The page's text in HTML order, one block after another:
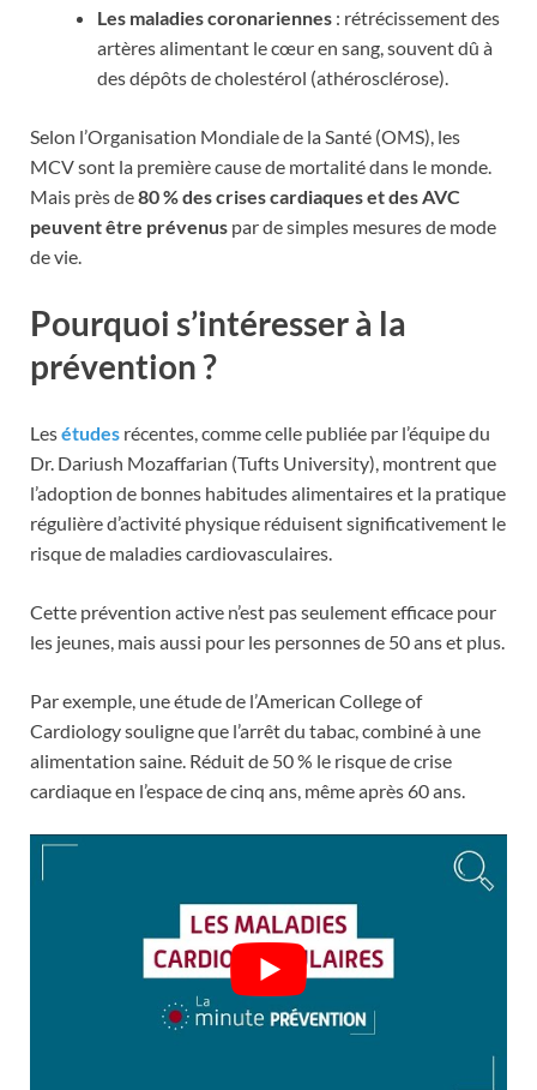
Les maladies coronariennes : rétrécissement des
artères alimentant le cœur en sang, souvent dû à
des dépôts de cholestérol (athérosclérose).
Selon l’Organisation Mondiale de la Santé (OMS), les
MCV sont la première cause de mortalité dans le monde.
Mais près de80 % des crises cardiaques et des AVC
peuvent être prévenus par de simples mesures de mode
de vie.
Pourquoi s’intéresser à la
prévention ?
Lesétudes récentes, comme celle publiée par l’équipe du
Dr. Dariush Mozaffarian (Tufts University), montrent que
l’adoption de bonnes habitudes alimentaires et la pratique
régulière d’activité physique réduisent significativement le
risque de maladies cardiovasculaires.
Cette prévention active n’est pas seulement efficace pour
les jeunes, mais aussi pour les personnes de 50 ans et plus.
Par exemple, une étude de l’American College of
Cardiology souligne que l’arrêt du tabac, combiné à une
alimentation saine. Réduit de 50 % le risque de crise
cardiaque en l’espace de cinq ans, même après 60 ans.